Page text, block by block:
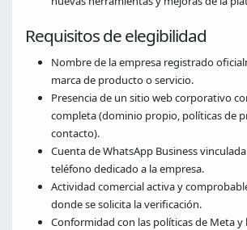
Requisitos de elegibilidad
Nombre de la empresa registrado
marca de producto o servicio.
Presencia de un sitio web corporativo
completa (dominio propio, políticas de
contacto).
Cuenta de WhatsApp Business
teléfono dedicado a la empresa.
Actividad comercial activa y
donde se solicita la verificación.
Conformidad con las políticas de Meta